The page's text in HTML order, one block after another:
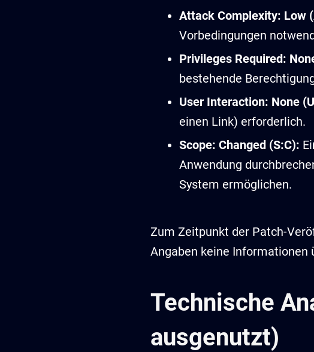
Attack Complexity: Low
Vorbedingungen
Privileges Required:
bestehende
User Interaction: None
einen Link) erforderlich.
Scope: Changed (S:C):
Anwendung
System ermöglichen.
Zum Zeitpunkt der Patch-
Angaben keine Informationen
Technische
ausgenutzt)